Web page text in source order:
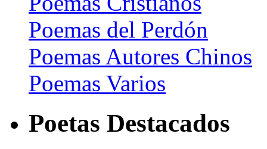
Poemas del Perdón
Poemas Autores Chinos
Poemas Varios
Poetas Destacados